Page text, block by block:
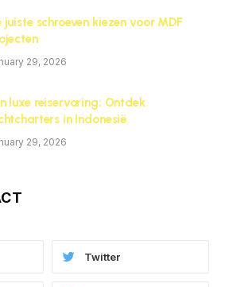
juiste schroeven kiezen voor MDF
29, 2026
luxe reiservaring: Ontdek
in Indonesië
29, 2026
Twitter